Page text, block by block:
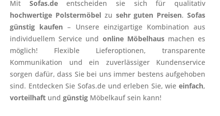
Mit Sofas.deentscheiden sie sich für qualitativ
hochwertige Polstermöbelzu sehr guten Preisen.Sofas
günstig kaufen – Unsere einzigartige Kombination aus
individuellem Service und online Möbelhausmachen es
möglich! Flexible Lieferoptionen, transparente
Kommunikation und ein zuverlässiger Kundenservice
sorgen dafür, dass Sie bei uns immer bestens aufgehoben
sind. Entdecken Sie Sofas.de und erleben Sie, wie einfach,
vorteilhaft und günstig Möbelkauf sein kann!